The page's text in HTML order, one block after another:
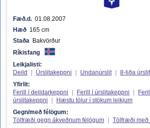
Fæð.d. 01.08.2007
Hæð 165 cm
Staða Bakvörður
Ríkisfang
Leikjalisti:
Deild
Úrslitakeppni Undanúrslit 8-liða úrslit
Yfirlit:
Ferill í deildarkeppni
Ferill í úrslitakeppni
úrslitakeppni
Hæstu tölur í stökum leikjum
Gegn/með félögum:
Tölfræði gegn ákveðnum félögum
Tölfræði með